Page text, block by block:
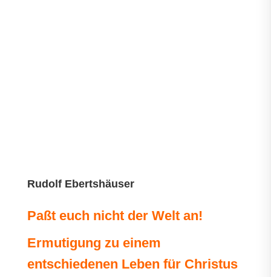
Rudolf Ebertshäuser
Paßt euch nicht der Welt an!
Ermutigung zu einem
entschiedenen Leben für Christus